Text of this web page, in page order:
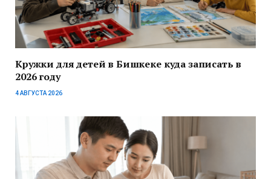
Кружки для детей в Бишкеке куда записать в
2026 году
4 АВГУСТА 2026